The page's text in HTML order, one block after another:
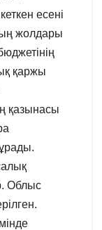
есені
жолдары
қаржы
қазынасы
Облыс